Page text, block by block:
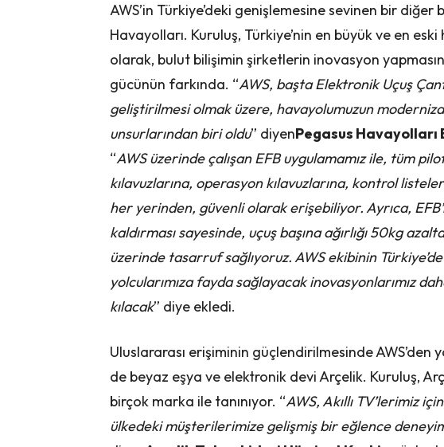
AWS’in Türkiye’deki genişlemesine sevinen bir diğer
Havayolları. Kuruluş, Türkiye’nin en büyük ve en
olarak, bulut bilişimin şirketlerin inovasyon
gücünün farkında. “AWS, başta Elektronik Uçuş
geliştirilmesi olmak üzere, havayolumuzun
unsurlarından biri oldu” diyenPegasus Havayolları
“AWS üzerinde çalışan EFB uygulamamız ile, tüm
kılavuzlarına, operasyon kılavuzlarına, kontrol
her yerinden, güvenli olarak erişebiliyor. Ayrıca,
kaldırması sayesinde, uçuş başına ağırlığı 50kg
üzerinde tasarruf sağlıyoruz. AWS ekibinin
yolcularımıza fayda sağlayacak inovasyonlarımız
kılacak” diye ekledi.
Uluslararası erişiminin güçlendirilmesinde AWS’den
de beyaz eşya ve elektronik devi Arçelik. Kuruluş,
birçok marka ile tanınıyor. “AWS, Akıllı TV’lerimiz
ülkedeki müşterilerimize gelişmiş bir eğlence